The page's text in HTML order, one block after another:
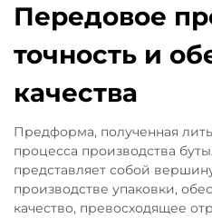
Передовое
точность и
качества
Предформа, полученная
процесса производства
представляет собой
производстве упаковки,
качество, превосходящее